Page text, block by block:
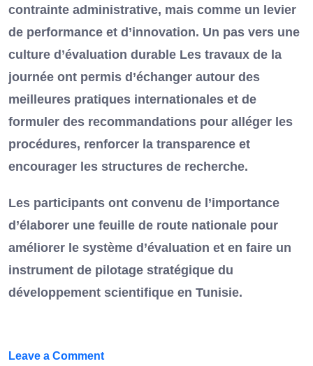
contrainte administrative, mais comme un levier
de performance et d’innovation. Un pas vers une
culture d’évaluation durable Les travaux de la
journée ont permis d’échanger autour des
meilleures pratiques internationales et de
formuler des recommandations pour alléger les
procédures, renforcer la transparence et
encourager les structures de recherche.
Les participants ont convenu de l’importance
d’élaborer une feuille de route nationale pour
améliorer le système d’évaluation et en faire un
instrument de pilotage stratégique du
développement scientifique en Tunisie.
Leave a Commenton